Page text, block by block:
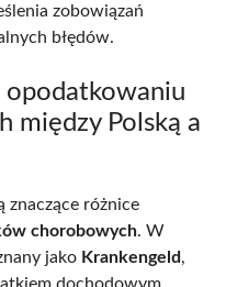
zobowiązań
błędów.
opodatkowaniu
między Polską a
znaczące różnice
chorobowych. W
jako Krankengeld,